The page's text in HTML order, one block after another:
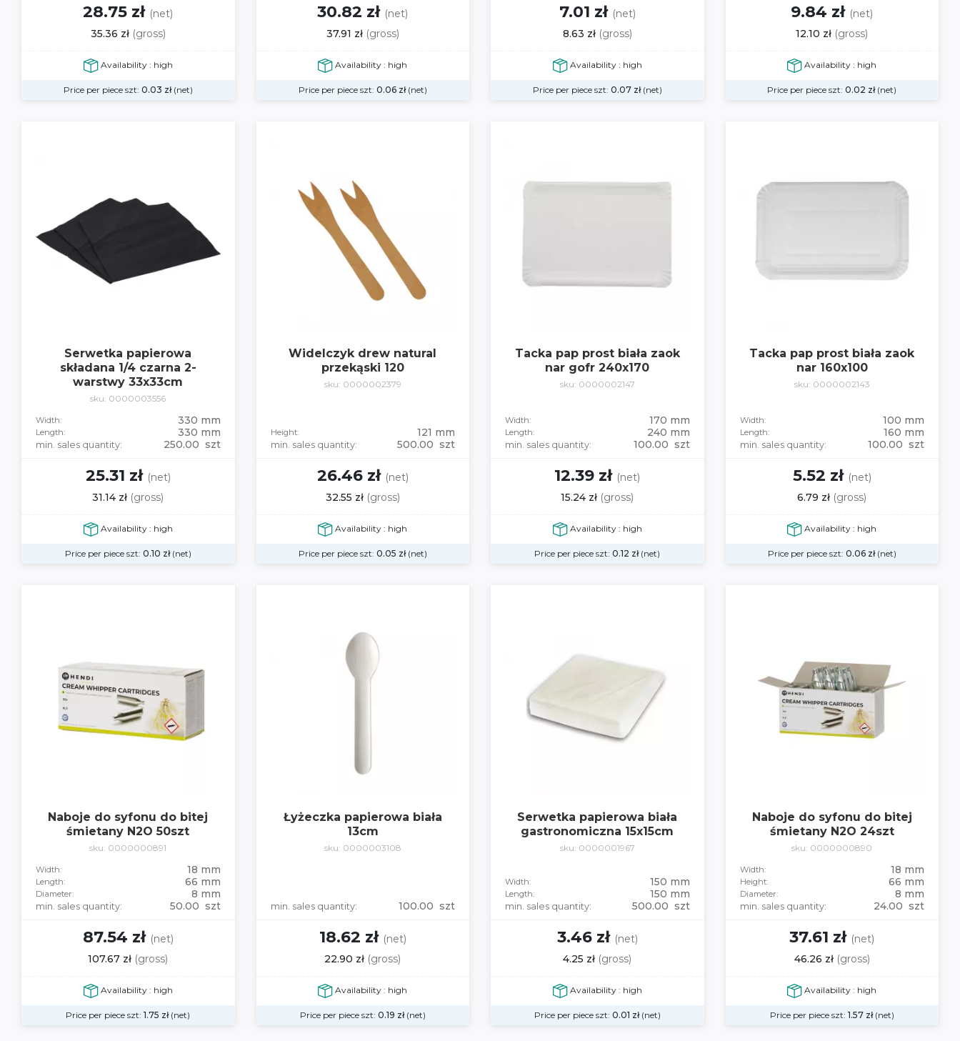
28.75 zł (net)
35.36 zł (gross)
Availability : high
Price per piece szt: 0.03 zł(net)
30.82 zł (net)
37.91 zł (gross)
Availability : high
Price per piece szt: 0.06 zł(net)
7.01 zł (net)
8.63 zł (gross)
Availability : high
Price per piece szt: 0.07 zł(net)
9.84 zł (net)
12.10 zł (gross)
Availability : high
Price per piece szt:0.02 zł(net)
Serwetka papierowa
składana 1/4 czarna 2-
warstwy 33x33cm
sku: 0000003556
Width: 330 mm
Length: 330 mm
min. sales quantity: 250.00 szt
25.31 zł (net)
31.14 zł (gross)
Availability : high
Price per piece szt: 0.10 zł(net)
Widelczyk drew natural
przekąski 120
sku: 0000002379
Height: 121 mm
min. sales quantity: 500.00 szt
26.46 zł (net)
32.55 zł (gross)
Availability : high
Price per piece szt: 0.05 zł(net)
Tacka pap prost biała zaok
nar gofr 240x170
sku: 0000002147
Width: 170 mm
Length: 240 mm
min. sales quantity: 100.00 szt
12.39 zł (net)
15.24 zł (gross)
Availability : high
Price per piece szt:0.12 zł(net)
Tacka pap prost biała zaok
nar 160x100
sku: 0000002143
Width: 100 mm
Length: 160 mm
min. sales quantity: 100.00 szt
5.52 zł (net)
6.79 zł (gross)
Availability : high
Price per piece szt: 0.06 zł(net)
Naboje do syfonu do bitej
śmietany N2O 50szt
sku: 0000000891
Width: 18 mm
Length: 66 mm
Diameter: 8 mm
min. sales quantity: 50.00 szt
87.54 zł (net)
107.67 zł (gross)
Availability : high
Price per piece szt:1.75 zł(net)
Łyżeczka papierowa biała
13cm
sku: 0000003108
min. sales quantity: 100.00 szt
18.62 zł (net)
22.90 zł (gross)
Availability : high
Price per piece szt: 0.19 zł(net)
Serwetka papierowa biała
gastronomiczna 15x15cm
sku: 0000001967
Width: 150 mm
Length: 150 mm
min. sales quantity: 500.00 szt
3.46 zł (net)
4.25 zł (gross)
Availability : high
Price per piece szt: 0.01 zł(net)
Naboje do syfonu do bitej
śmietany N2O 24szt
sku: 0000000890
Width: 18 mm
Height: 66 mm
Diameter: 8 mm
min. sales quantity: 24.00 szt
37.61 zł (net)
46.26 zł (gross)
Availability : high
Price per piece szt: 1.57 zł(net)